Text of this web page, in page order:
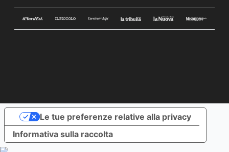
Informativa sulla raccolta
Le tue preferenze relative alla privacy